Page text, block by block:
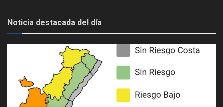
Noticia destacada del día